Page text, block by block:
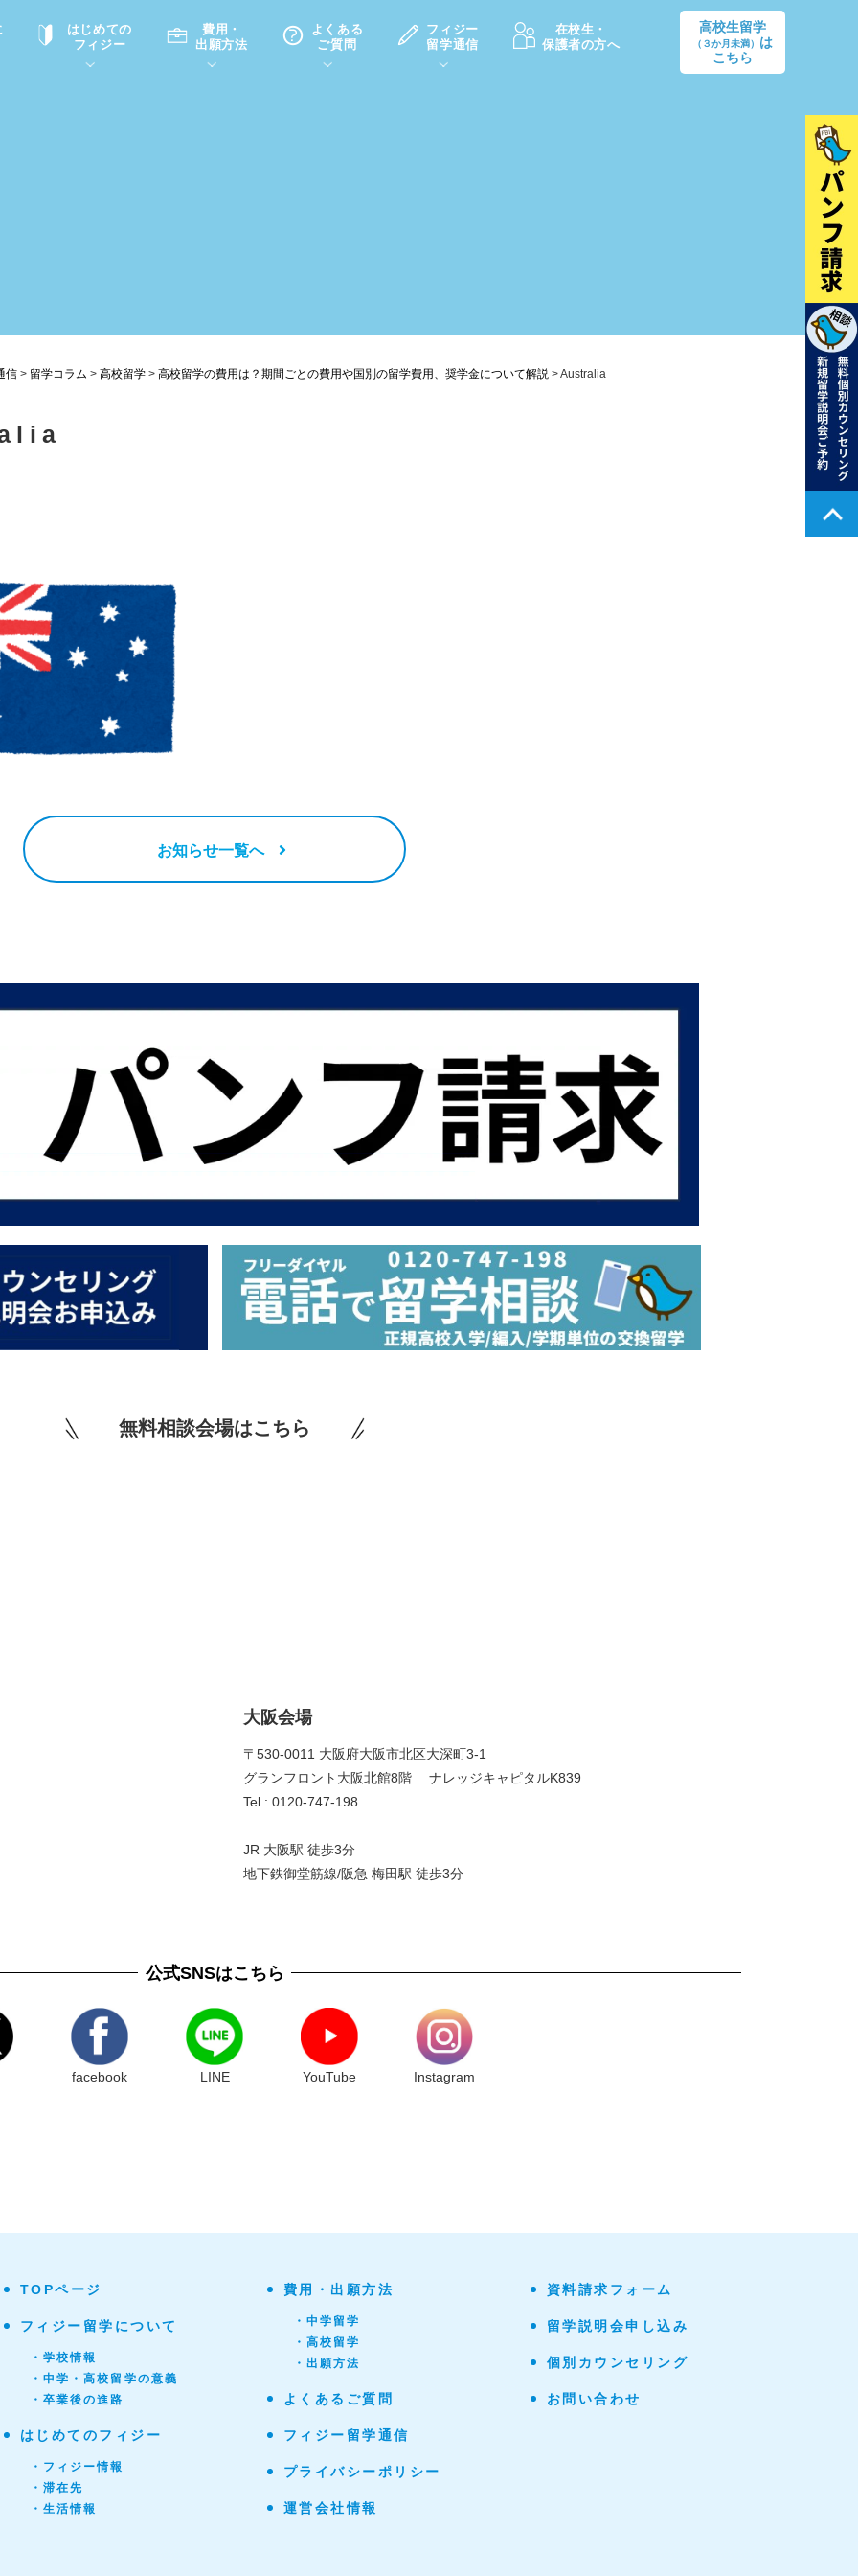
はじめての
フィジー
費用・
出願方法
よくある
ご質問
フィジー
留学通信
在校生・
保護者の方へ
高校生留学
（３か月未満）
は
こちら
信 > 留学コラム > 高校留学 > 高校留学の費用は？期間ごとの費用や国別の留学費用、奨学金について解説 >Australia
お知らせ一覧へ
無料相談会場はこちら
大阪会場
〒530-0011 大阪府大阪市北区大深町3-1
グランフロント大阪北館8階 ナレッジキャピタルK839
Tel : 0120-747-198
JR 大阪駅 徒歩3分
地下鉄御堂筋線/阪急 梅田駅 徒歩3分
公式SNSはこちら
facebook LINE YouTube Instagram
TOPページ
フィジー留学について
・学校情報
・中学・高校留学の意義
・卒業後の進路
はじめてのフィジー
・フィジー情報
・滞在先
・生活情報
費用・出願方法
・中学留学
・高校留学
・出願方法
よくあるご質問
フィジー留学通信
プライバシーポリシー
運営会社情報
資料請求フォーム
留学説明会申し込み
個別カウンセリング
お問い合わせ